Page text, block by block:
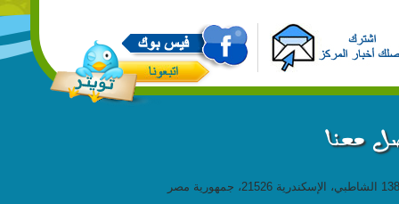
معنا
ص.ب: 138 الشاطبي، الإسكندرية 21526، جمهورية مصر